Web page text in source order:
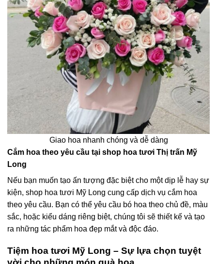
Giao hoa nhanh chóng và dễ dàng
Cắm hoa theo yêu cầu tại shop hoa tươi Thị trấn Mỹ
Long
Nếu bạn muốn tạo ấn tượng đặc biệt cho một dịp lễ hay sự
kiện, shop hoa tươi Mỹ Long cung cấp dịch vụ cắm hoa
theo yêu cầu. Bạn có thể yêu cầu bó hoa theo chủ đề, màu
sắc, hoặc kiểu dáng riêng biệt, chúng tôi sẽ thiết kế và tạo
ra những tác phẩm hoa đẹp mắt và độc đáo.
Tiệm hoa tươi Mỹ Long – Sự lựa chọn tuyệt